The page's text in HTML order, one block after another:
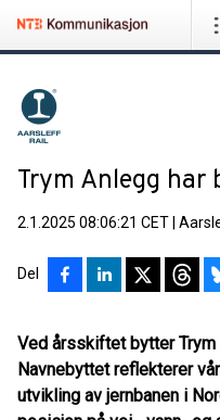
Trym Anlegg
2.1.2025 08:06:21 CET
Del
Ved årsskiftet bytter
Navnebyttet reflekterer
utvikling av jernbanen i